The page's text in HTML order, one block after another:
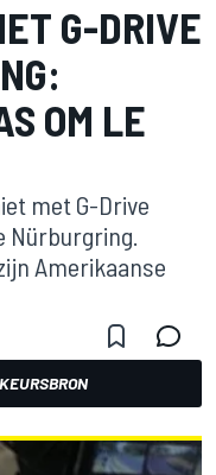
G-DRIVE
OM LE
met G-Drive
Nürburgring.
Amerikaanse